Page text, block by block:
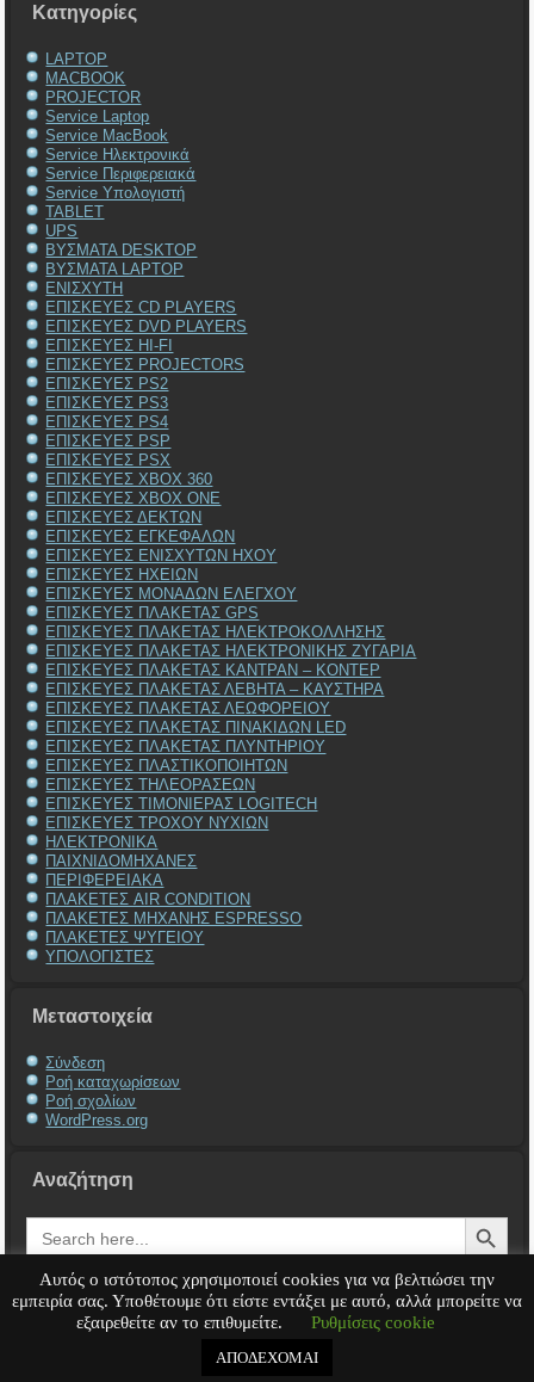
Kατηγορίες
LAPTOP
MACBOOK
PROJECTOR
Service Laptop
Service MacBook
Service Ηλεκτρονικά
Service Περιφερειακά
Service Υπολογιστή
TABLET
UPS
ΒΥΣΜΑΤΑ DESKTOP
ΒΥΣΜΑΤΑ LAPTOP
ΕΝΙΣΧΥΤΗ
ΕΠΙΣΚΕΥΕΣ CD PLAYERS
ΕΠΙΣΚΕΥΕΣ DVD PLAYERS
ΕΠΙΣΚΕΥΕΣ HI-FI
ΕΠΙΣΚΕΥΕΣ PROJECTORS
ΕΠΙΣΚΕΥΕΣ PS2
ΕΠΙΣΚΕΥΕΣ PS3
ΕΠΙΣΚΕΥΕΣ PS4
ΕΠΙΣΚΕΥΕΣ PSP
ΕΠΙΣΚΕΥΕΣ PSX
ΕΠΙΣΚΕΥΕΣ XBOX 360
ΕΠΙΣΚΕΥΕΣ XBOX ONE
ΕΠΙΣΚΕΥΕΣ ΔΕΚΤΩΝ
ΕΠΙΣΚΕΥΕΣ ΕΓΚΕΦΑΛΩΝ
ΕΠΙΣΚΕΥΕΣ ΕΝΙΣΧΥΤΩΝ ΗΧΟΥ
ΕΠΙΣΚΕΥΕΣ ΗΧΕΙΩΝ
ΕΠΙΣΚΕΥΕΣ ΜΟΝΑΔΩΝ ΕΛΕΓΧΟΥ
ΕΠΙΣΚΕΥΕΣ ΠΛΑΚΕΤΑΣ GPS
ΕΠΙΣΚΕΥΕΣ ΠΛΑΚΕΤΑΣ ΗΛΕΚΤΡΟΚΟΛΛΗΣΗΣ
ΕΠΙΣΚΕΥΕΣ ΠΛΑΚΕΤΑΣ ΗΛΕΚΤΡΟΝΙΚΗΣ ΖΥΓΑΡΙΑ
ΕΠΙΣΚΕΥΕΣ ΠΛΑΚΕΤΑΣ ΚΑΝΤΡΑΝ – ΚΟΝΤΕΡ
ΕΠΙΣΚΕΥΕΣ ΠΛΑΚΕΤΑΣ ΛΕΒΗΤΑ – ΚΑΥΣΤΗΡΑ
ΕΠΙΣΚΕΥΕΣ ΠΛΑΚΕΤΑΣ ΛΕΩΦΟΡΕΙΟΥ
ΕΠΙΣΚΕΥΕΣ ΠΛΑΚΕΤΑΣ ΠΙΝΑΚΙΔΩΝ LED
ΕΠΙΣΚΕΥΕΣ ΠΛΑΚΕΤΑΣ ΠΛΥΝΤΗΡΙΟΥ
ΕΠΙΣΚΕΥΕΣ ΠΛΑΣΤΙΚΟΠΟΙΗΤΩΝ
ΕΠΙΣΚΕΥΕΣ ΤΗΛΕΟΡΑΣΕΩΝ
ΕΠΙΣΚΕΥΕΣ ΤΙΜΟΝΙΕΡΑΣ LOGITECH
ΕΠΙΣΚΕΥΕΣ ΤΡΟΧΟΥ ΝΥΧΙΩΝ
ΗΛΕΚΤΡΟΝΙΚΑ
ΠΑΙΧΝΙΔΟΜΗΧΑΝΕΣ
ΠΕΡΙΦΕΡΕΙΑΚΑ
ΠΛΑΚΕΤΕΣ AIR CONDITION
ΠΛΑΚΕΤΕΣ ΜΗΧΑΝΗΣ ESPRESSO
ΠΛΑΚΕΤΕΣ ΨΥΓΕΙΟΥ
ΥΠΟΛΟΓΙΣΤΕΣ
Μεταστοιχεία
Σύνδεση
Ροή καταχωρίσεων
Ροή σχολίων
WordPress.org
Αναζήτηση
Search
for:
Search Button
Service Υπολογιστή Service Laptop Service Macbook Service Περιφερειακά
Αυτός ο ιστότοπος χρησιμοποιεί cookies για να βελτιώσει την
εμπειρία σας. Υποθέτουμε ότι είστε εντάξει με αυτό, αλλά μπορείτε να
εξαιρεθείτε αν το επιθυμείτε.
Ρυθμίσεις cookie
ΑΠΟΔΕΧΟΜΑΙ